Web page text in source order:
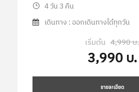
4 วัน 3 คืน
เดินทาง : ออกเดินทางได้ทุกวัน
เริ่มต้น 4,990 บ.
3,990 บ.
รายละเอียด